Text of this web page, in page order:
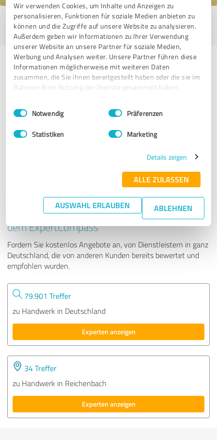
Wir verwenden Cookies, um Inhalte und Anzeigen zu
personalisieren, Funktionen für soziale Medien anbieten zu
können und die Zugriffe auf unsere Website zu analysieren.
Außerdem geben wir Informationen zu Ihrer Verwendung
unserer Website an unsere Partner für soziale Medien,
Werbung und Analysen weiter. Unsere Partner führen diese
Informationen möglicherweise mit weiteren Daten
zusammen, die Sie ihnen bereitgestellt haben oder die sie im
Rahmen Ihrer Nutzung der Dienste gesammelt haben.
Impressum Datenschutzbestimmungen
Einwilligungsauswahl
Notwendig Präferenzen
Statistiken Marketing
Details zeigen
ALLE ZULASSEN
AUSWAHL ERLAUBEN ABLEHNEN
Profil aktiv seit 12.05.2020 | Letzte Aktualisierung: 04.08.2026
melden
Erfahrungen zu weiteren
Anbietern aus dem Bereich
Handwerk
Die Roters GmbH
Tipp: Die passenden Experten finden - mit
dem ExpertCompass
Fordern Sie kostenlos Angebote an, von Dienstleistern in ganz
Deutschland, die von anderen Kunden bereits bewertet und
empfohlen wurden.
79.901 Treffer
zu Handwerk in Deutschland
Experten anzeigen
34 Treffer
zu Handwerk in Reichenbach
Experten anzeigen